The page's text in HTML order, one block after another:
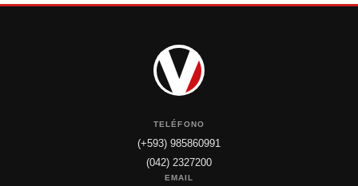
TELÉFONO
(+593) 985860991
(042) 2327200
EMAIL